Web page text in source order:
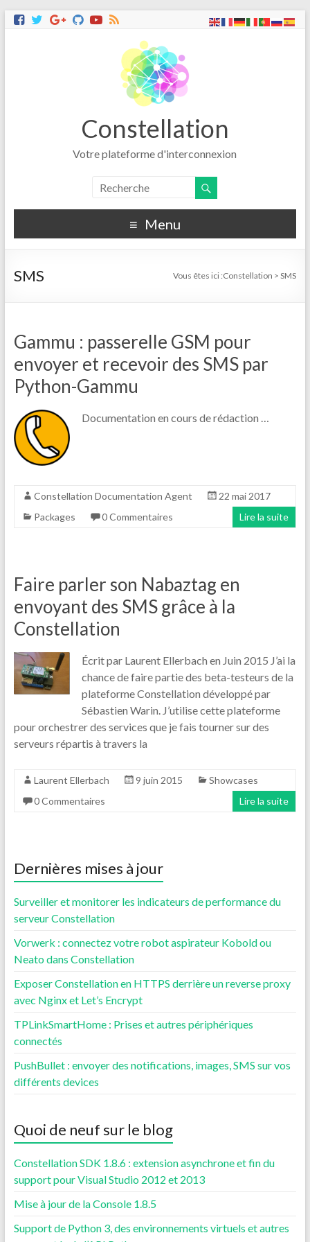
Constellation
Votre plateforme d'interconnexion
Menu
SMS Vous êtes ici :Constellation >SMS
Gammu : passerelle GSM pour
envoyer et recevoir des SMS par
Python-Gammu
Documentation en cours de rédaction …
Constellation Documentation Agent
22 mai 2017
Packages
0 Commentaires Lire la suite
Faire parler son Nabaztag en
envoyant des SMS grâce à la
Constellation
Écrit par Laurent Ellerbach en Juin 2015 J’ai la
chance de faire partie des beta-testeurs de la
plateforme Constellation développé par
Sébastien Warin. J’utilise cette plateforme
pour orchestrer des services que je fais tourner sur des
serveurs répartis à travers la
Laurent Ellerbach 9 juin 2015
Showcases
0 Commentaires
Lire la suite
Dernières mises à jour
Surveiller et monitorer les indicateurs de performance du
serveur Constellation
Vorwerk : connectez votre robot aspirateur Kobold ou
Neato dans Constellation
Exposer Constellation en HTTPS derrière un reverse proxy
avec Nginx et Let’s Encrypt
TPLinkSmartHome : Prises et autres périphériques
connectés
PushBullet : envoyer des notifications, images, SMS sur vos
différents devices
Quoi de neuf sur le blog
Constellation SDK 1.8.6 : extension asynchrone et fin du
support pour Visual Studio 2012 et 2013
Mise à jour de la Console 1.8.5
Support de Python 3, des environnements virtuels et autres